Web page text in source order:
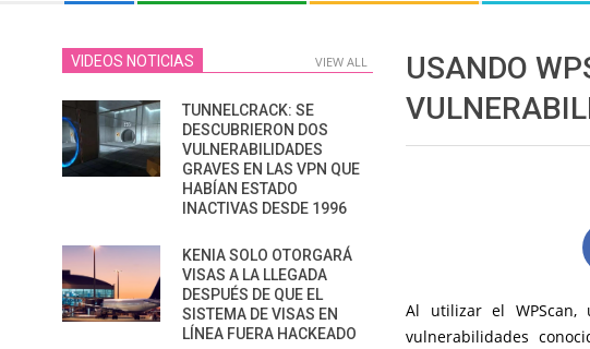
Menu
USANDO
Al utilizar el WPScan,
vulnerabilidades
VIDEOS NOTICIAS VIEW ALL
TUNNELCRACK: SE
DESCUBRIERON DOS
VULNERABILIDADES
GRAVES EN LAS VPN QUE
HABÍAN ESTADO
INACTIVAS DESDE 1996
KENIA SOLO OTORGARÁ
VISAS A LA LLEGADA
DESPUÉS DE QUE EL
SISTEMA DE VISAS EN
LÍNEA FUERA HACKEADO